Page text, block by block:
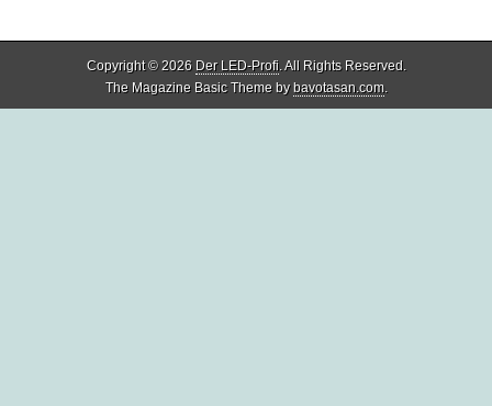
Copyright © 2026 Der LED-Profi. All Rights Reserved.
The Magazine Basic Theme bybavotasan.com.